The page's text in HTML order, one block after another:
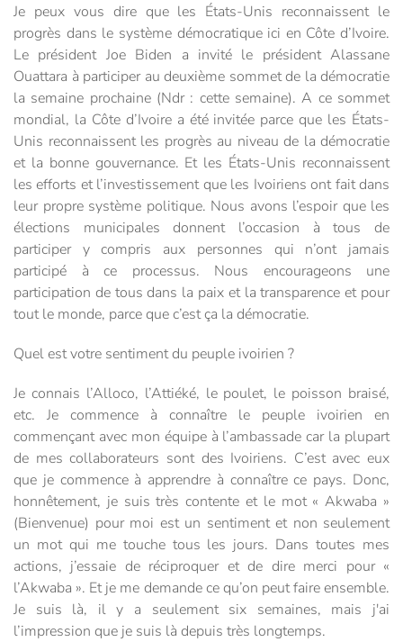
Je peux vous dire que les États-Unis reconnaissent le
progrès dans le système démocratique ici en Côte d’Ivoire.
Le président Joe Biden a invité le président Alassane
Ouattara à participer au deuxième sommet de la démocratie
la semaine prochaine (Ndr : cette semaine). A ce sommet
mondial, la Côte d’Ivoire a été invitée parce que les États-
Unis reconnaissent les progrès au niveau de la démocratie
et la bonne gouvernance. Et les États-Unis reconnaissent
les efforts et l’investissement que les Ivoiriens ont fait dans
leur propre système politique. Nous avons l’espoir que les
élections municipales donnent l’occasion à tous de
participer y compris aux personnes qui n’ont jamais
participé à ce processus. Nous encourageons une
participation de tous dans la paix et la transparence et pour
tout le monde, parce que c’est ça la démocratie.
Quel est votre sentiment du peuple ivoirien ?
Je connais l’Alloco, l’Attiéké, le poulet, le poisson braisé,
etc. Je commence à connaître le peuple ivoirien en
commençant avec mon équipe à l’ambassade car la plupart
de mes collaborateurs sont des Ivoiriens. C’est avec eux
que je commence à apprendre à connaître ce pays. Donc,
honnêtement, je suis très contente et le mot « Akwaba »
(Bienvenue) pour moi est un sentiment et non seulement
un mot qui me touche tous les jours. Dans toutes mes
actions, j’essaie de réciproquer et de dire merci pour «
l’Akwaba ». Et je me demande ce qu’on peut faire ensemble.
Je suis là, il y a seulement six semaines, mais j'ai
l’impression que je suis là depuis très longtemps.